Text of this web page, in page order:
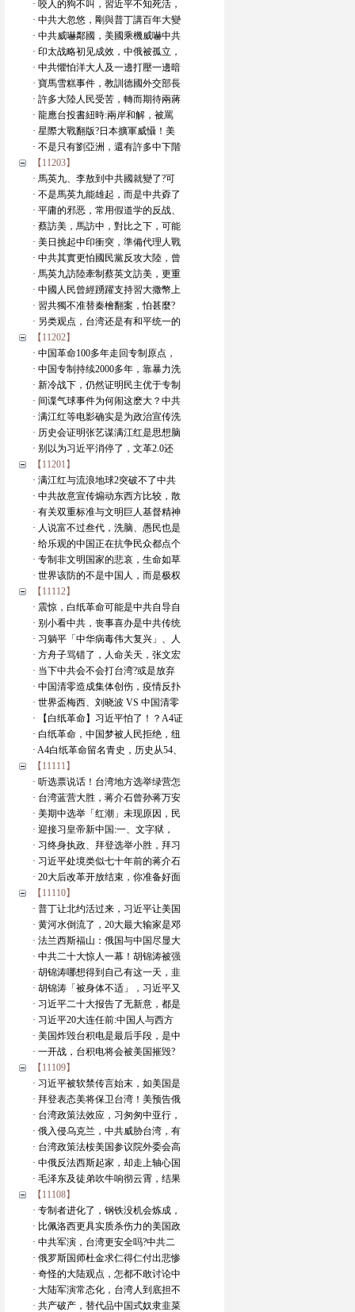
· 咬人的狗不叫，習近平不知死活，
· 中共大忽悠，剛與普丁講百年大變
· 中共威嚇鄰國，美國乘機威嚇中共
· 印太战略初见成效，中俄被孤立，
· 中共懼怕洋大人及一邊打壓一邊暗
· 寶馬雪糕事件，教訓德國外交部長
· 許多大陸人民受苦，轉而期待兩蔣
· 龍應台投書紐時:兩岸和解，被罵
· 星際大戰翻版?日本擴軍威懾！美
· 不是只有劉亞洲，還有許多中下階
【11203】
· 馬英九、李敖到中共國就變了?可
· 不是馬英九能雄起，而是中共孬了
· 平庸的邪恶，常用假道学的反战、
· 蔡訪美，馬訪中，對比之下，可能
· 美日挑起中印衝突，準備代理人戰
· 中共其實更怕國民黨反攻大陸，曾
· 馬英九訪陸牽制蔡英文訪美，更重
· 中國人民曾經踴躍支持習大撒幣上
· 習共獨不准替秦檜翻案，怕甚麼?
· 另类观点，台湾还是有和平统一的
【11202】
· 中国革命100多年走回专制原点，
· 中国专制持续2000多年，靠暴力洗
· 新冷战下，仍然证明民主优于专制
· 间谍气球事件为何闹这麽大？中共
· 满江红等电影确实是为政治宣传洗
· 历史会证明张艺谋满江红是思想脑
· 别以为习近平消停了，文革2.0还
【11201】
· 满江红与流浪地球2突破不了中共
· 中共故意宣传煽动东西方比较，散
· 有关双重标准与文明巨人基督精神
· 人说富不过叁代，洗脑、愚民也是
· 给乐观的中国正在抗争民众都点个
· 专制非文明国家的悲哀，生命如草
· 世界该防的不是中国人，而是极权
【11112】
· 震惊，白纸革命可能是中共自导自
· 别小看中共，丧事喜办是中共传统
· 习躺平「中华病毒伟大复兴」、人
· 方舟子骂错了，人命关天，张文宏
· 当下中共会不会打台湾?或是放弃
· 中国清零造成集体创伤，疫情反扑
· 世界盃梅西、刘晓波 VS 中国清零
· 【白纸革命】习近平怕了！？A4证
· 白纸革命，中国梦被人民拒绝，纽
· A4白纸革命留名青史，历史从54、
【11111】
· 听选票说话！台湾地方选举绿营怎
· 台湾蓝营大胜，蒋介石曾孙蒋万安
· 美期中选举「红潮」未现原因，民
· 迎接习皇帝新中国:一、文字狱，
· 习终身执政、拜登选举小胜，拜习
· 习近平处境类似七十年前的蒋介石
· 20大后改革开放结束，你准备好面
【11110】
· 普丁让北约活过来，习近平让美国
· 黄河水倒流了，20大最大输家是邓
· 法兰西斯福山：俄国与中国尽显大
· 中共二十大惊人一幕！胡锦涛被强
· 胡锦涛哪想得到自己有这一天，韭
· 胡锦涛「被身体不适」，习近平又
· 习近平二十大报告了无新意，都是
· 习近平20大连任前:中国人与西方
· 美国炸毁台积电是最后手段，是中
· 一开战，台积电将会被美国摧毁?
【11109】
· 习近平被软禁传言始末，如美国是
· 拜登表态美将保卫台湾！美预告俄
· 台湾政策法效应，习匆匆中亚行，
· 俄入侵乌克兰，中共威胁台湾，有
· 台湾政策法桉美国参议院外委会高
· 中俄反法西斯起家，却走上轴心国
· 毛泽东及徒弟吹牛响彻云霄，结果
【11108】
· 专制者进化了，钢铁没机会炼成，
· 比佩洛西更具实质杀伤力的美国政
· 中共军演，台湾更安全吗?中共二
· 俄罗斯国师杜金求仁得仁付出悲惨
· 奇怪的大陆观点，怎都不敢讨论中
· 大陆军演常态化，台湾人到底担不
· 共产破产，替代品中国式奴隶韭菜